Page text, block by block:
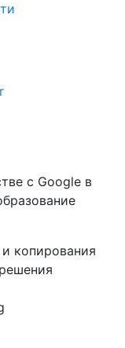
с Google в
копирования